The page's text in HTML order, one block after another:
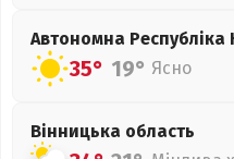
Автономна Республіка
35° 19° Ясно
Вінницька область